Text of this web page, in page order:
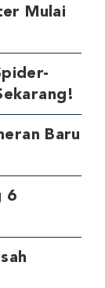
Mulai
Baru
6